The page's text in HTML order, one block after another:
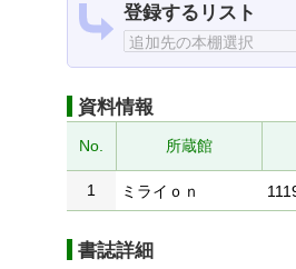
登録するリスト
資料情報
No. 所蔵館
1 ミライｏｎ
書誌詳細